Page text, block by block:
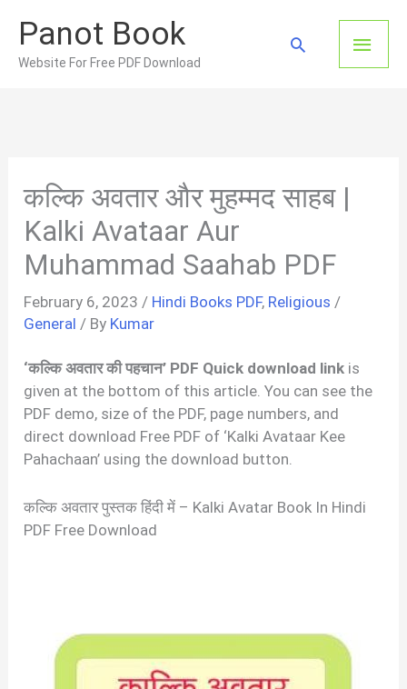
content
Panot Book
Website For Free PDF Download
Main
Search
कल्कि अवतार और मुहम्मद साहब |
Kalki Avataar Aur
Muhammad Saahab PDF
February 6, 2023 / Hindi Books PDF, Religious /
General / By Kumar
‘कल्कि अवतार की पहचान’ PDF Quick download link is
given at the bottom of this article. You can see the
PDF demo, size of the PDF, page numbers, and
direct download Free PDF of ‘Kalki Avataar Kee
Pahachaan’ using the download button.
कल्कि अवतार पुस्तक हिंदी में – Kalki Avatar Book In Hindi
PDF Free Download